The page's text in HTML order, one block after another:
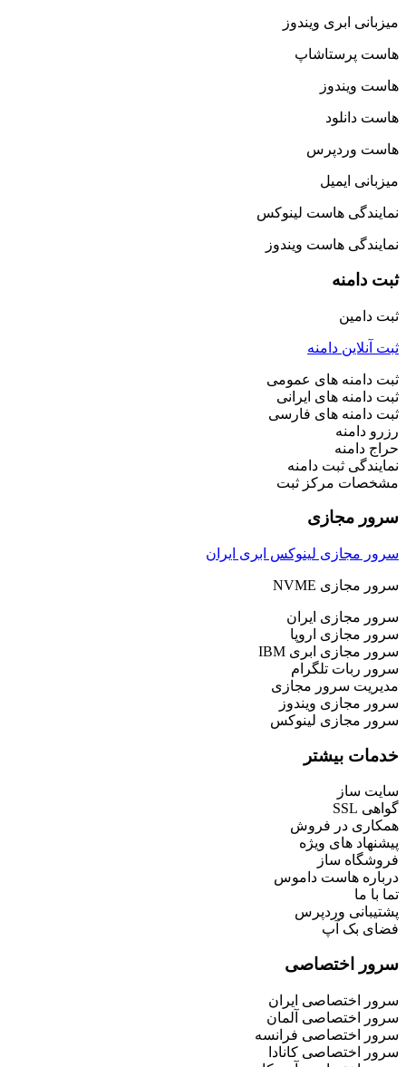
میزبانی ابری ویندوز
هاست پرستاشاپ
هاست ویندوز
هاست دانلود
هاست وردپرس
میزبانی ایمیل
نمایندگی هاست لینوکس
نمایندگی هاست ویندوز
ثبت دامنه
ثبت دامین
ثبت آنلاین دامنه
ثبت دامنه های عمومی
ثبت دامنه های ایرانی
ثبت دامنه های فارسی
رزرو دامنه
حراج دامنه
نمایندگی ثبت دامنه
مشخصات مرکز ثبت
سرور مجازی
سرور مجازی لینوکس ابری ایران
سرور مجازی NVME
سرور مجازی ایران
سرور مجازی اروپا
سرور مجازی ابری IBM
سرور ربات تلگرام
مدیریت سرور مجازی
سرور مجازی ویندوز
سرور مجازی لینوکس
خدمات بیشتر
سایت ساز
گواهی SSL
همکاری در فروش
پیشنهاد های ویژه
فروشگاه ساز
درباره هاست داموس
تما با ما
پشتیبانی وردپرس
فضای بک آپ
سرور اختصاصی
سرور اختصاصی ایران
سرور اختصاصی آلمان
سرور اختصاصی فرانسه
سرور اختصاصی کانادا